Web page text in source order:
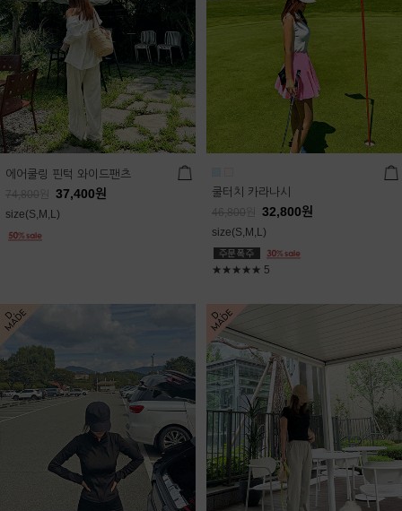
에어쿨링 핀턱 와이드팬츠
74,800 37,400원
size(S,M,L)
쿨터치 카라나시
46,800 32,800원
size(S,M,L)
★★★★★ 5